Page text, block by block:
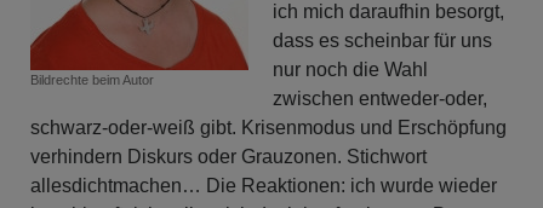
Bildrechte beim Autor
ich mich daraufhin besorgt,
dass es scheinbar für uns
nur noch die Wahl
zwischen entweder-oder,
schwarz-oder-weiß gibt. Krisenmodus und Erschöpfung
verhindern Diskurs oder Grauzonen. Stichwort
allesdichtmachen… Die Reaktionen: ich wurde wieder